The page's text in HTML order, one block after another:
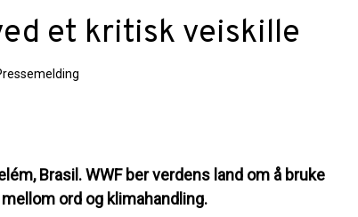
et kritisk veiskille
Brasil. WWF ber verdens land om å bruke
ord og klimahandling.